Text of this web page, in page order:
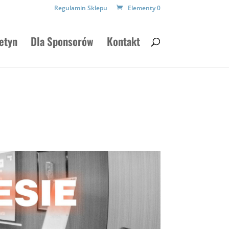
Regulamin Sklepu Elementy 0
Dla Sponsorów Kontakt